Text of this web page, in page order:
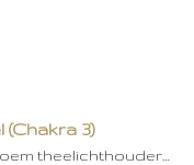
3)
theelichthouder…